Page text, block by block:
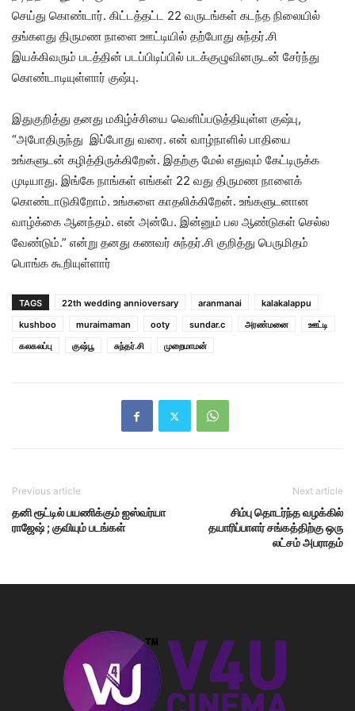
செய்து கொண்டார். கிட்டத்தட்ட 22 வருடங்கள் கடந்த நிலையில்
தங்களது திருமண நாளை ஊட்டியில் தற்போது சுந்தர்.சி
இயக்கிவரும் படத்தின் படப்பிடிப்பில் படக்குழுவினருடன் சேர்ந்து
கொண்டாடியுள்ளார் குஷ்பு.
இதுகுறித்து தனது மகிழ்ச்சியை வெளிப்படுத்தியுள்ள குஷ்பு,
“அபோதிருந்து இப்போது வரை. என் வாழ்நாளில் பாதியை
உங்களுடன் கழித்திருக்கிறேன். இதற்கு மேல் எதுவும் கேட்டிருக்க
முடியாது. இங்கே நாங்கள் எங்கள் 22 வது திருமண நாளைக்
கொண்டாடுகிறோம். உங்களை காதலிக்கிறேன். உங்களுடனான
வாழ்க்கை ஆனந்தம். என் அன்பே. இன்னும் பல ஆண்டுகள் செல்ல
வேண்டும்.” என்று தனது கணவர் சுந்தர்.சி குறித்து பெருமிதம்
பொங்க கூறியுள்ளார்
TAGS 22th wedding annioversary aranmanai
kalakalappu
kushboo
muraimaman ooty sundar.c அரண்மனை
ஊட்டி
கலகலப்பு
குஷ்பூ சுந்தர்.சி முறைமாமன்
Previous article
தனி ரூட்டில் பயணிக்கும் ஐஸ்வர்யா
ராஜேஷ் ; குவியும் படங்கள்
Next article
சிம்பு தொடர்ந்த வழக்கில்
தயாரிப்பாளர் சங்கத்திற்கு ஒரு
லட்சம் அபராதம்